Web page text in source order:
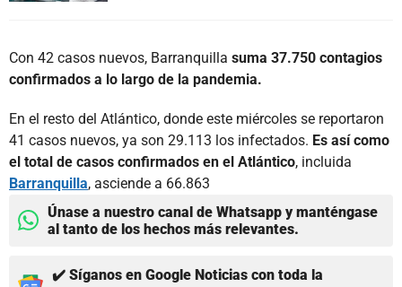
Con 42 casos nuevos, Barranquilla suma 37.750 contagios
confirmados a lo largo de la pandemia.
En el resto del Atlántico, donde este miércoles se reportaron
41 casos nuevos, ya son 29.113 los infectados. Es así como
el total de casos confirmados en el Atlántico, incluida
Barranquilla, asciende a 66.863
Únase a nuestro canal de Whatsapp y manténgase
al tanto de los hechos más relevantes.
✔️ Síganos en Google Noticias con toda la